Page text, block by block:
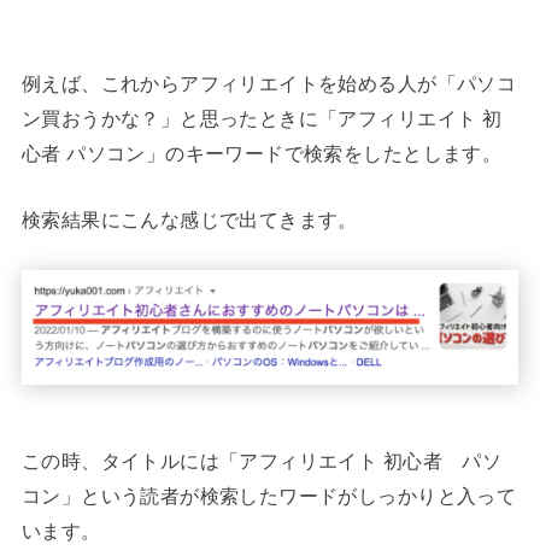
例えば、これからアフィリエイトを始める人が「パソコ
ン買おうかな？」と思ったときに「アフィリエイト 初
心者 パソコン」のキーワードで検索をしたとします。
検索結果にこんな感じで出てきます。
この時、タイトルには「アフィリエイト 初心者 パソ
コン」という読者が検索したワードがしっかりと入って
います。